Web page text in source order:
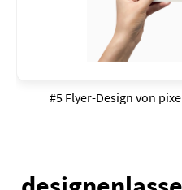
#5 Flyer-Design von